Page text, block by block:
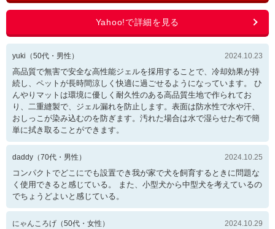
yuki （50代・ 男性 ） 2024.10.23
高品質で無害で安全な高性能ジェルを採用することで、冷却効果が持
続し、ペットが長時間涼しく快適に過ごせるようになっています。 ひ
んやりマットは環境に優しく耐久性のある高品質生地で作られてお
り、二重縫製で、ジェル漏れを防止します。表面は防水性で水や汗、
おしっこが染み込むのを防ぎます。汚れた場合は水で湿らせた布で簡
単に拭き取ることができます。
daddy （70代・ 男性 ） 2024.10.25
コンパクトでどこにでも設置でき我が家で犬を飼育するときに問題な
く使用できると感じている。 また、小型犬から中型犬を考えているの
でちょうどよいと感じている。
にゃんころげ （50代・ 女性 ） 2024.10.29